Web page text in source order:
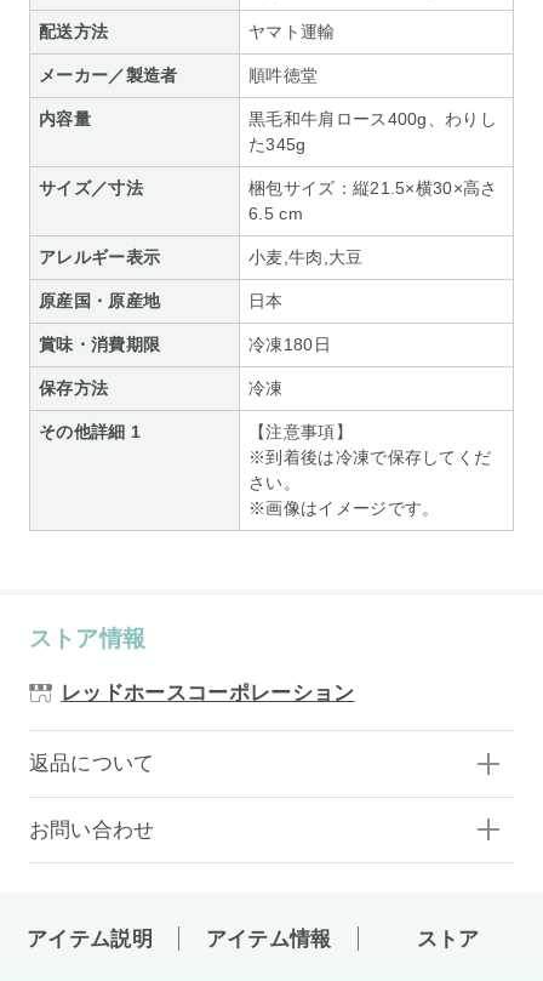
配送方法 ヤマト運輸
メーカー／製造者 順吽徳堂
内容量
黒毛和牛肩ロース400g、わりし
た345g
サイズ／寸法
梱包サイズ：縦21.5×横30×高さ
6.5 cm
アレルギー表示 小麦,牛肉,大豆
原産国・原産地 日本
賞味・消費期限 冷凍180日
保存方法 冷凍
その他詳細 1
【注意事項】
※到着後は冷凍で保存してくだ
さい。
※画像はイメージです。
ストア情報
レッドホースコーポレーション
返品について
お問い合わせ
アイテム説明 アイテム情報 ストア